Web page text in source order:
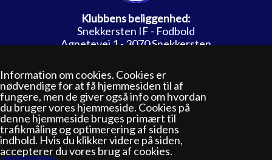
Klubbens beliggenhed:
Snekkersten IF - Fodbold
Agnetevej 1 - 3070 Snekkersten
---------------------------------------------
Facebook - Officielle side
-------------------------------------------------------------
Bankforbindelse Spar Nord - Helsingør
Reg. 9056 Konto. 4587332057
Information om cookies. Cookies er
nødvendige for at få hjemmesiden til af
fungere, men de giver også info om hvordan
du bruger vores hjemmeside. Cookies på
denne hjemmeside bruges primært til
trafikmåling og optimerering af sidens
indhold. Hvis du klikker videre på siden,
accepterer du vores brug af cookies.